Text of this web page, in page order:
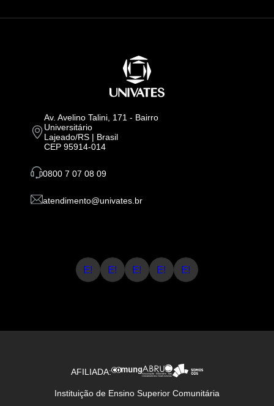
Av. Avelino Talini, 171 - Bairro
Universitário
Lajeado/RS | Brasil
CEP 95914-014
0800 7 07 08 09
atendimento@univates.br
E! E! E! E! E!
AFILIADA:
Instituição de Ensino Superior Comunitária